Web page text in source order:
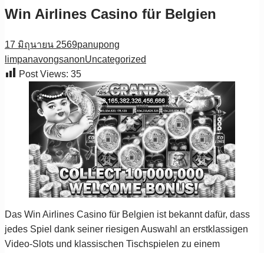
Win Airlines Casino für Belgien
17 มิถุนายน 2569panupong
limpanavongsanonUncategorized
Post Views: 35
Das Win Airlines Casino für Belgien ist bekannt dafür, dass
jedes Spiel dank seiner riesigen Auswahl an erstklassigen
Video-Slots und klassischen Tischspielen zu einem